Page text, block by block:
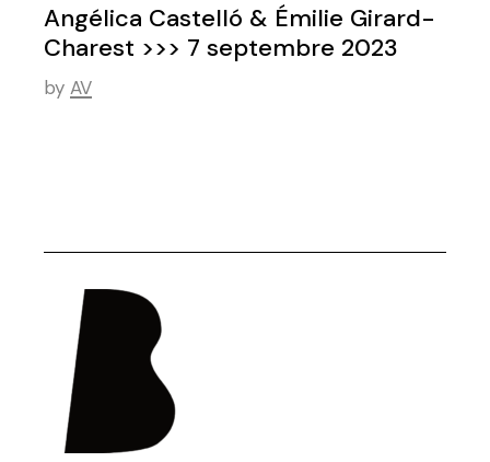
Angélica Castelló & Émilie Girard-
Charest >>> 7 septembre 2023
by AV